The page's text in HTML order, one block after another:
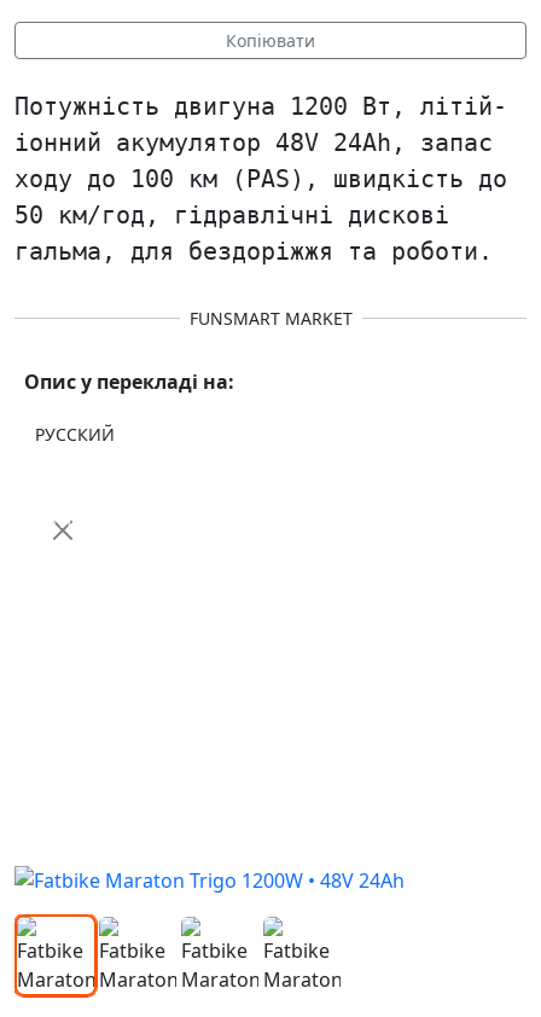
Копіювати
Потужність двигуна 1200 Вт, літій-
іонний акумулятор 48V 24Ah, запас
ходу до 100 км (PAS), швидкість до
50 км/год, гідравлічні дискові
гальма, для бездоріжжя та роботи.
FUNSMART MARKET
Опис у перекладі на:
РУССКИЙ
Ми щойно створили